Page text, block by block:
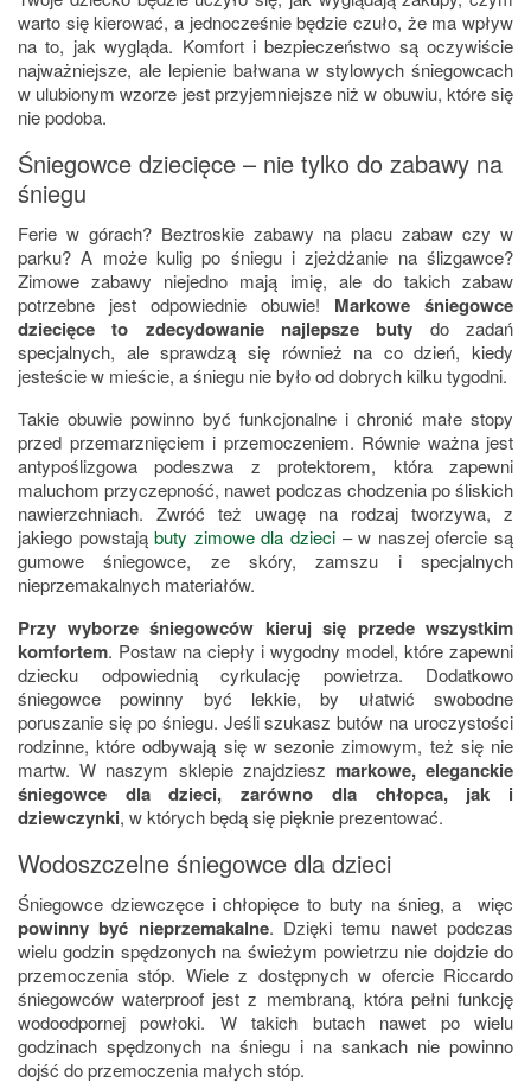
warto się kierować, a jednocześnie będzie czuło, że ma wpływ
na to, jak wygląda. Komfort i bezpieczeństwo są oczywiście
najważniejsze, ale lepienie bałwana w stylowych śniegowcach
w ulubionym wzorze jest przyjemniejsze niż w obuwiu, które się
nie podoba.
Śniegowce dziecięce – nie tylko do zabawy na
śniegu
Ferie w górach? Beztroskie zabawy na placu zabaw czy w
parku? A może kulig po śniegu i zjeżdżanie na ślizgawce?
Zimowe zabawy niejedno mają imię, ale do takich zabaw
potrzebne jest odpowiednie obuwie! Markowe śniegowce
dziecięce to zdecydowanie najlepsze buty do zadań
specjalnych, ale sprawdzą się również na co dzień, kiedy
jesteście w mieście, a śniegu nie było od dobrych kilku tygodni.
Takie obuwie powinno być funkcjonalne i chronić małe stopy
przed przemarznięciem i przemoczeniem. Równie ważna jest
antypoślizgowa podeszwa z protektorem, która zapewni
maluchom przyczepność, nawet podczas chodzenia po śliskich
nawierzchniach. Zwróć też uwagę na rodzaj tworzywa, z
jakiego powstają buty zimowe dla dzieci – w naszej ofercie są
gumowe śniegowce, ze skóry, zamszu i specjalnych
nieprzemakalnych materiałów.
Przy wyborze śniegowców kieruj się przede wszystkim
komfortem. Postaw na ciepły i wygodny model, które zapewni
dziecku odpowiednią cyrkulację powietrza. Dodatkowo
śniegowce powinny być lekkie, by ułatwić swobodne
poruszanie się po śniegu. Jeśli szukasz butów na uroczystości
rodzinne, które odbywają się w sezonie zimowym, też się nie
martw. W naszym sklepie znajdziesz markowe, eleganckie
śniegowce dla dzieci, zarówno dla chłopca, jak i
dziewczynki, w których będą się pięknie prezentować.
Wodoszczelne śniegowce dla dzieci
Śniegowce dziewczęce i chłopięce to buty na śnieg, a więc
powinny być nieprzemakalne. Dzięki temu nawet podczas
wielu godzin spędzonych na świeżym powietrzu nie dojdzie do
przemoczenia stóp. Wiele z dostępnych w ofercie Riccardo
śniegowców waterproof jest z membraną, która pełni funkcję
wodoodpornej powłoki. W takich butach nawet po wielu
godzinach spędzonych na śniegu i na sankach nie powinno
dojść do przemoczenia małych stóp.